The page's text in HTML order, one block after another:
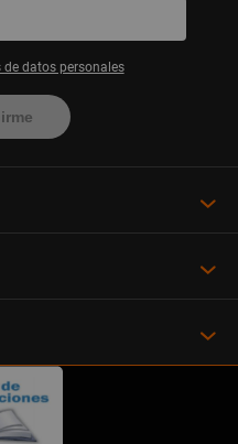
de datos personales